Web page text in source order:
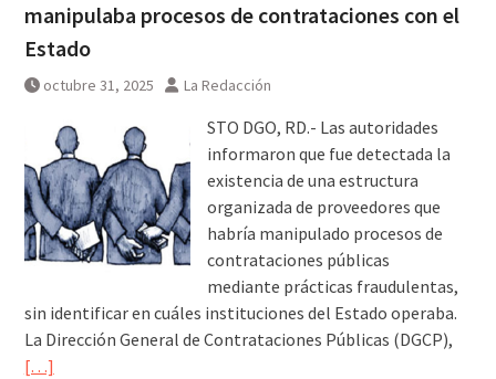
manipulaba procesos de contrataciones con el
Estado
octubre 31, 2025 La Redacción
STO DGO, RD.- Las autoridades
informaron que fue detectada la
existencia de una estructura
organizada de proveedores que
habría manipulado procesos de
contrataciones públicas
mediante prácticas fraudulentas,
sin identificar en cuáles instituciones del Estado operaba.
La Dirección General de Contrataciones Públicas (DGCP),
[…]